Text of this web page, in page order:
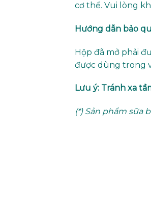
cơ thể. Vui lòng
Hướng dẫn bảo
Hộp đã mở phải
được dùng trong
Lưu ý: Tránh xa
(*) Sản phẩm sữa